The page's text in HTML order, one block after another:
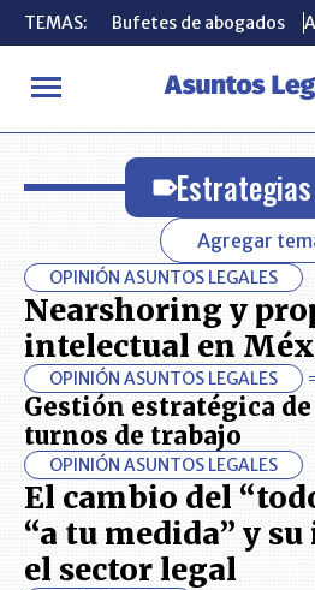
TEMAS: Bufetes de abogados
INICIO Estrategias
TEMAS: Bufetes de abogados
Estrategias
Agregar
OPINIÓN ASUNTOS LEGALES
Nearshoring y
intelectual en
OPINIÓN ASUNTOS LEGALES
Gestión estratégica
turnos de trabajo
OPINIÓN ASUNTOS LEGALES
El cambio del
“a tu medida” y
el sector legal